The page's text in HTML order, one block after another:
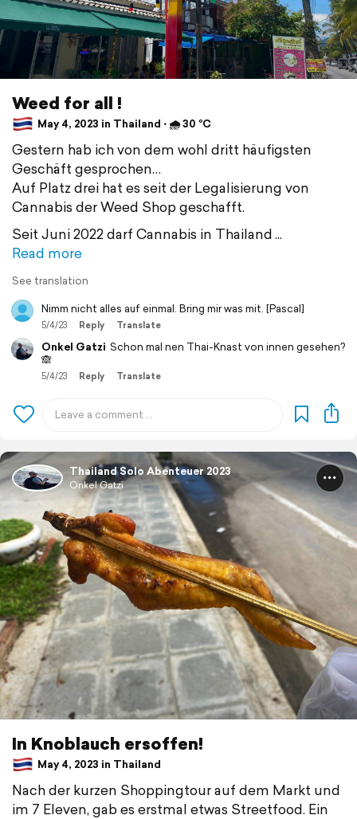
Weed for all !
May 4, 2023 in Thailand ⋅ 🌧 30 °C
Gestern hab ich von dem wohl dritt häufigsten
Geschäft gesprochen…
Auf Platz drei hat es seit der Legalisierung von
Cannabis der Weed Shop geschafft.
Seit Juni 2022 darf Cannabis in Thailand
Read more
See translation
Nimm nicht alles auf einmal. Bring mir was mit. [Pascal]
5/4/23 Reply Translate
Onkel Gatzi Schon mal nen Thai-Knast von innen gesehen?
🙈
5/4/23 Reply Translate
Thailand Solo Abenteuer 2023
Onkel Gatzi
In Knoblauch ersoffen!
May 4, 2023 in Thailand
Nach der kurzen Shoppingtour auf dem Markt und
im 7 Eleven, gab es erstmal etwas Streetfood. Ein